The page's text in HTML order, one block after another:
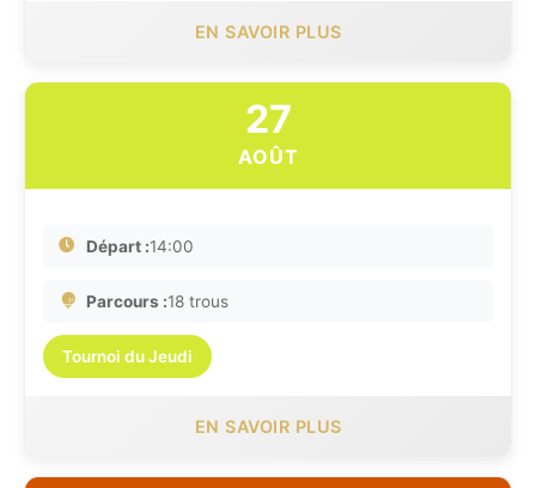
EN SAVOIR PLUS
27
AOÛT
Départ :14:00
Parcours :18 trous
Tournoi du Jeudi
EN SAVOIR PLUS